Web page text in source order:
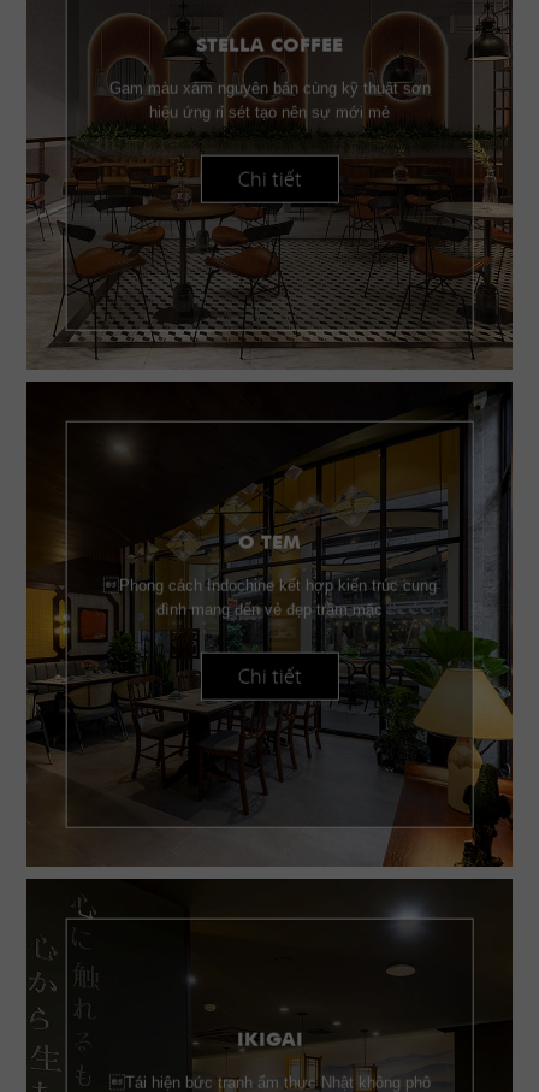
STELLA COFFEE
Gam màu xám nguyên bản cùng kỹ thuật sơn
hiệu ứng rỉ sét tạo nên sự mới mẻ
Chi tiết
O TEM
Phong cách Indochine kết hợp kiến trúc cung
đình mang đến vẻ đẹp trầm mặc
Chi tiết
IKIGAI
Tái hiện bức tranh ẩm thực Nhật không phô